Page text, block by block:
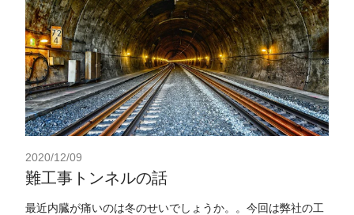
2020/12/09
難工事トンネルの話
最近内臓が痛いのは冬のせいでしょうか。。今回は弊社の工